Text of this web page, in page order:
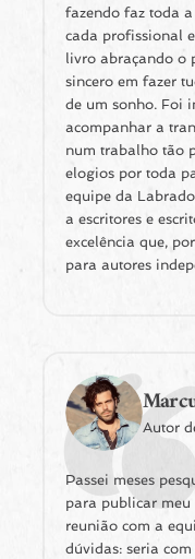
fazendo faz toda
cada profissional
livro abraçando o
sincero em fazer
de um sonho. Foi
acompanhar a
num trabalho tão
elogios por toda
equipe da
a escritores e
excelência que,
para autores
Autor
Passei meses
para publicar
reunião com a
dúvidas: seria com